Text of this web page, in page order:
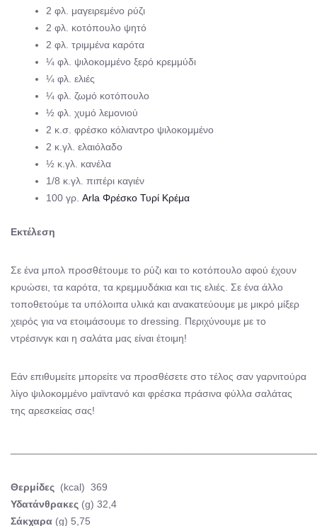
2 φλ. μαγειρεμένο ρύζι
2 φλ. κοτόπουλο ψητό
2 φλ. τριμμένα καρότα
¼ φλ. ψιλοκομμένο ξερό κρεμμύδι
¼ φλ. ελιές
¼ φλ. ζωμό κοτόπουλο
½ φλ. χυμό λεμονιού
2 κ.σ. φρέσκο κόλιαντρο ψιλοκομμένο
2 κ.γλ. ελαιόλαδο
½ κ.γλ. κανέλα
1/8 κ.γλ. πιπέρι καγιέν
100 γρ. Arla Φρέσκο Τυρί Κρέμα
Εκτέλεση
Σε ένα μπολ προσθέτουμε το ρύζι και το κοτόπουλο αφού έχουν
κρυώσει, τα καρότα, τα κρεμμυδάκια και τις ελιές. Σε ένα άλλο
τοποθετούμε τα υπόλοιπα υλικά και ανακατεύουμε με μικρό μίξερ
χειρός για να ετοιμάσουμε το dressing. Περιχύνουμε με το
ντρέσινγκ και η σαλάτα μας είναι έτοιμη!
Εάν επιθυμείτε μπορείτε να προσθέσετε στο τέλος σαν γαρνιτούρα
λίγο ψιλοκομμένο μαϊντανό και φρέσκα πράσινα φύλλα σαλάτας
της αρεσκείας σας!
Θερμίδες (kcal) 369
Υδατάνθρακες (g) 32,4
Σάκχαρα (g) 5,75